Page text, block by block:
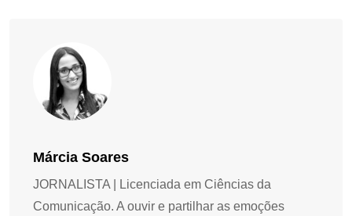
Márcia Soares
JORNALISTA | Licenciada em Ciências da
Comunicação. A ouvir e partilhar as emoções